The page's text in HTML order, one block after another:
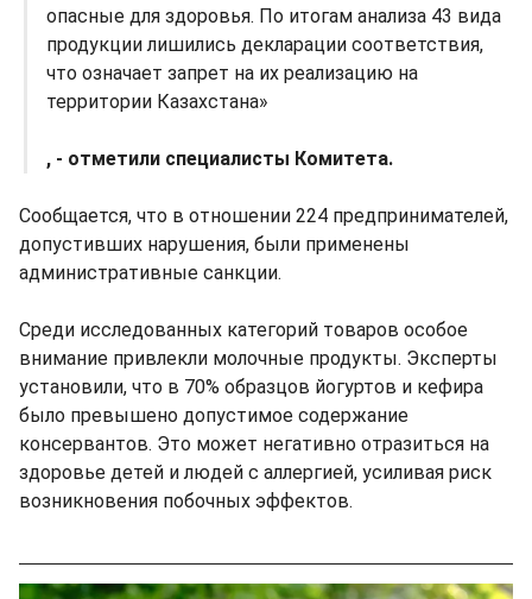
опасные для здоровья. По итогам анализа 43 вида
продукции лишились декларации соответствия,
что означает запрет на их реализацию на
территории Казахстана»
, - отметили специалисты Комитета.
Сообщается, что в отношении 224 предпринимателей,
допустивших нарушения, были применены
административные санкции.
Среди исследованных категорий товаров особое
внимание привлекли молочные продукты. Эксперты
установили, что в 70% образцов йогуртов и кефира
было превышено допустимое содержание
консервантов. Это может негативно отразиться на
здоровье детей и людей с аллергией, усиливая риск
возникновения побочных эффектов.